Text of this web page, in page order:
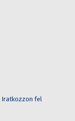
Iratkozzon fel